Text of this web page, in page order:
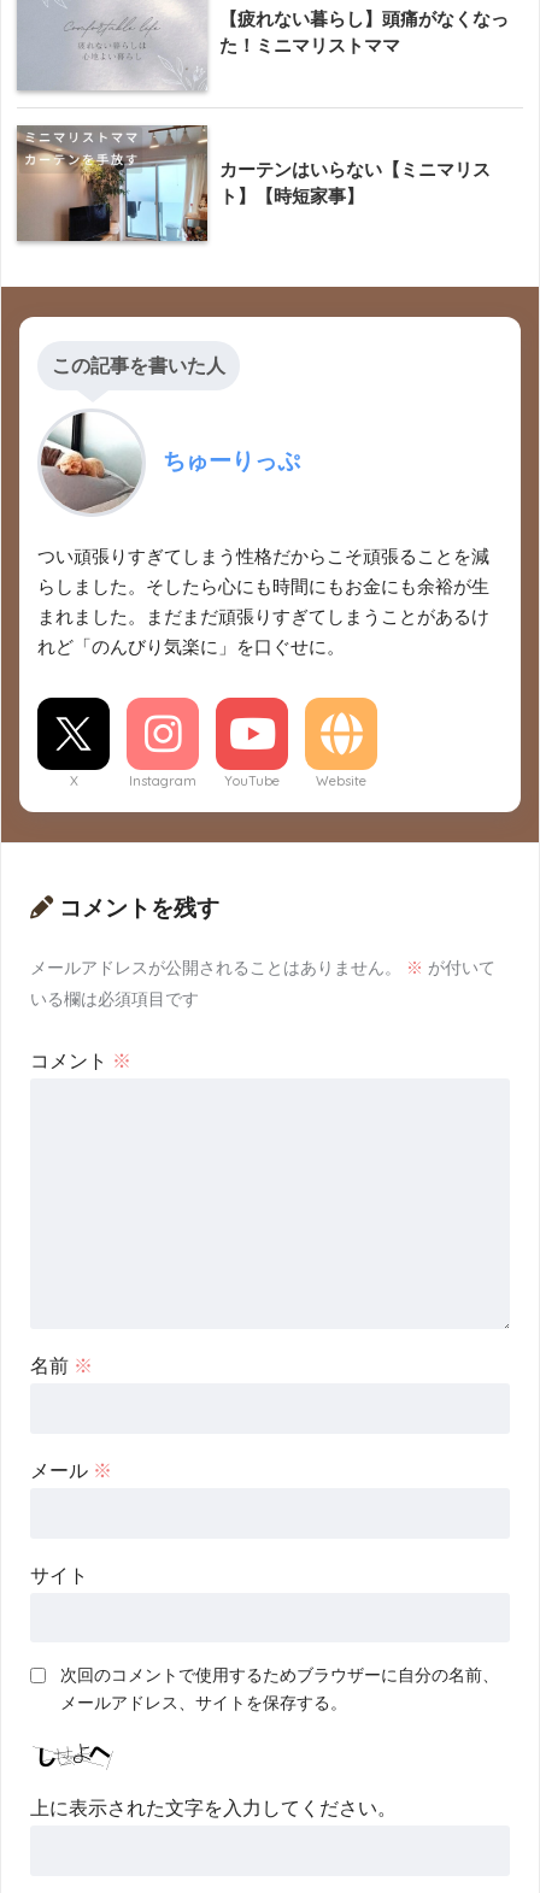
【疲れない暮らし】頭痛がなくなっ
た！ミニマリストママ
カーテンはいらない【ミニマリス
ト】【時短家事】
この記事を書いた人
ちゅーりっぷ
つい頑張りすぎてしまう性格だからこそ頑張ることを減
らしました。そしたら心にも時間にもお金にも余裕が生
まれました。まだまだ頑張りすぎてしまうことがあるけ
れど「のんびり気楽に」を口ぐせに。
X Instagram YouTube Website
コメントを残す
メールアドレスが公開されることはありません。 ※ が付いて
いる欄は必須項目です
コメント ※
名前 ※
メール ※
サイト
次回のコメントで使用するためブラウザーに自分の名前、
メールアドレス、サイトを保存する。
上に表示された文字を入力してください。